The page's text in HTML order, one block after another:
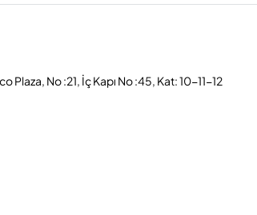
No :21, İç Kapı No :45, Kat: 10-11-12